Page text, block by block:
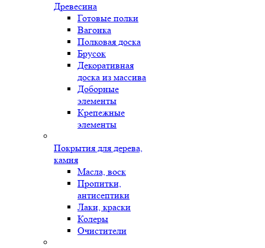
Древесина
Готовые полки
Вагонка
Полковая доска
Брусок
Декоративная
доска из массива
Доборные
элементы
Крепежные
элементы
Покрытия для дерева,
камня
Масла, воск
Пропитки,
антисептики
Лаки, краски
Колеры
Очистители